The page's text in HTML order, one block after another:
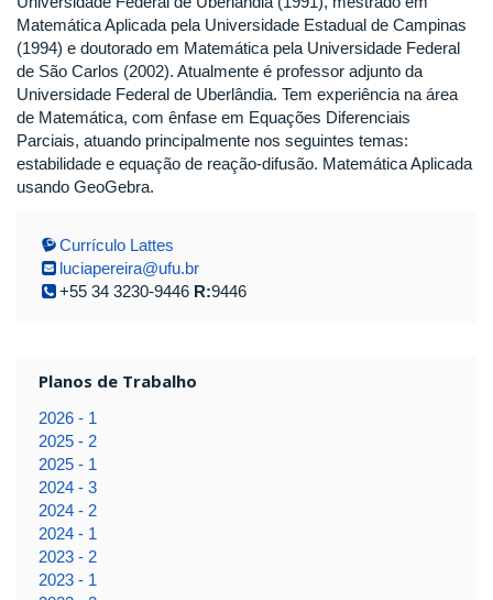
Matemática Aplicada pela Universidade Estadual de Campinas
(1994) e doutorado em Matemática pela Universidade Federal
de São Carlos (2002). Atualmente é professor adjunto da
Universidade Federal de Uberlândia. Tem experiência na área
de Matemática, com ênfase em Equações Diferenciais
Parciais, atuando principalmente nos seguintes temas:
estabilidade e equação de reação-difusão. Matemática Aplicada
usando GeoGebra.
Currículo Lattes
luciapereira@ufu.br
+55 34 3230-9446 R:9446
Planos de Trabalho
2026 - 1
2025 - 2
2025 - 1
2024 - 3
2024 - 2
2024 - 1
2023 - 2
2023 - 1